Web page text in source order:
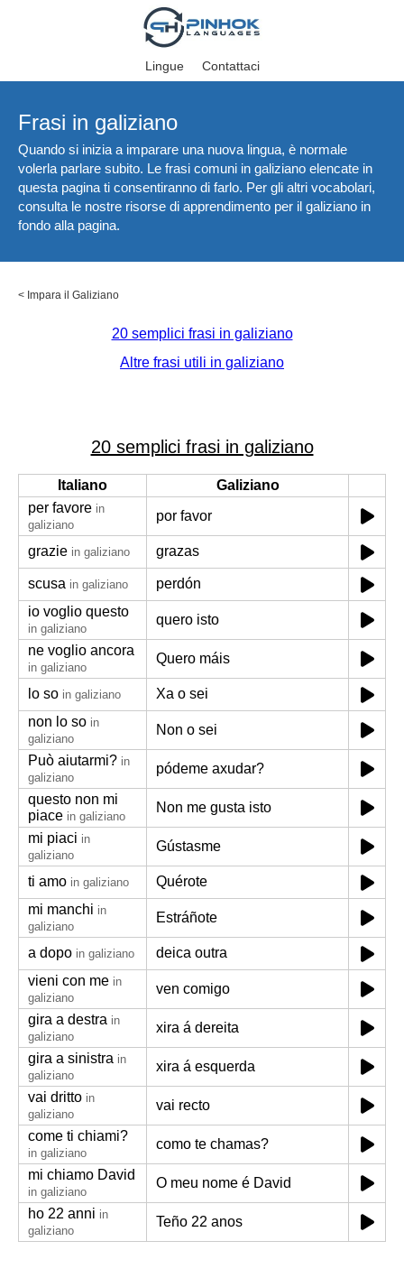
Lingue Contattaci
Frasi in galiziano
Quando si inizia a imparare una nuova lingua, è normale
volerla parlare subito. Le frasi comuni in galiziano elencate in
questa pagina ti consentiranno di farlo. Per gli altri vocabolari,
consulta le nostre risorse di apprendimento per il galiziano in
fondo alla pagina.
< Impara il Galiziano
20 semplici frasi in galiziano
Altre frasi utili in galiziano
20 semplici frasi in galiziano
Italiano
Galiziano
per favore in
galiziano
por favor
grazie in galiziano grazas
scusa in galiziano
perdón
io voglio questo
in galiziano
quero isto
ne voglio ancora
in galiziano
Quero máis
lo so in galiziano
Xa o sei
non lo so in
galiziano
Non o sei
Può aiutarmi? in
galiziano
pódeme axudar?
questo non mi
piace in galiziano
Non me gusta isto
mi piaci in
galiziano
Gústasme
ti amo in galiziano
Quérote
mi manchi in
galiziano
Estráñote
a dopo in galiziano
deica outra
vieni con me in
galiziano
ven comigo
gira a destra in
galiziano
xira á dereita
gira a sinistra in
galiziano
xira á esquerda
vai dritto in
galiziano
vai recto
come ti chiami?
in galiziano
como te chamas?
mi chiamo David
in galiziano
O meu nome é David
ho 22 anni in
galiziano
Teño 22 anos